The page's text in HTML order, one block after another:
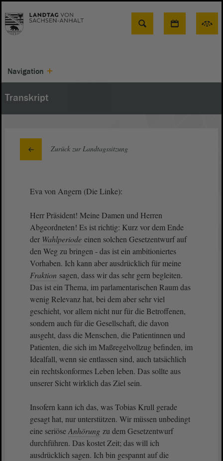
Suche
Navigation
Transkript
Zurück zur Landtagssitzung
Eva von Angern (Die Linke):
Herr Präsident! Meine Damen und Herren
Abgeordneten! Es ist richtig: Kurz vor dem Ende
der Wahlperiode einen solchen Gesetzentwurf auf
den Weg zu bringen - das ist ein ambitioniertes
Vorhaben. Ich kann aber ausdrücklich für meine
Fraktion sagen, dass wir das sehr gern begleiten.
Das ist ein Thema, im parlamentarischen Raum das
wenig Relevanz hat, bei dem aber sehr viel
geschieht, vor allem nicht nur für die Betroffenen,
sondern auch für die Gesellschaft, die davon
ausgeht, dass die Menschen, die Patientinnen und
Patienten, die sich im Maßregelvollzug befinden, im
Idealfall, wenn sie entlassen sind, auch tatsächlich
ein rechtskonformes Leben leben. Das sollte aus
unserer Sicht wirklich das Ziel sein.
Insofern kann ich das, was Tobias Krull gerade
gesagt hat, nur unterstützen. Wir müssen unbedingt
eine seriöseAnhörung zu dem Gesetzentwurf
durchführen. Das kostet Zeit; das will ich
ausdrücklich sagen. Ich bin gespannt auf die